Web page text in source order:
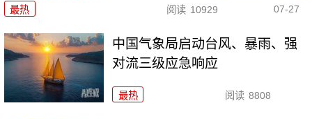
最热 阅读 10929 07-27
中国气象局启动台风、暴雨、强
对流三级应急响应
最热 阅读 8808